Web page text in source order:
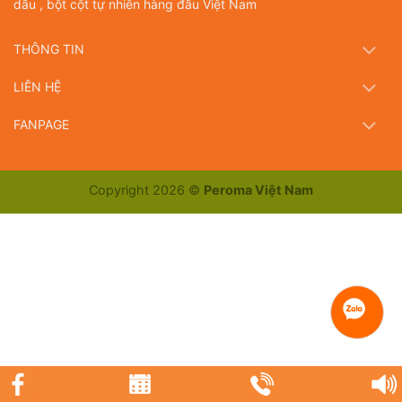
dầu , bột cột tự nhiên hàng đầu Việt Nam
THÔNG TIN
LIÊN HỆ
FANPAGE
Copyright 2026 © Peroma Việt Nam